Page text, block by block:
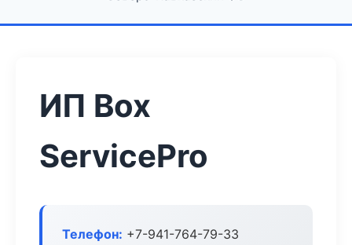
ИП Box
ServicePro
Телефон: +7-941-764-79-33